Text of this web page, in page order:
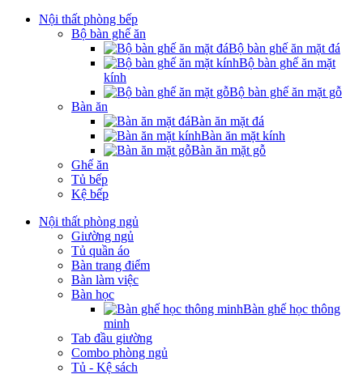
Nội thất phòng bếp
Bộ bàn ghế ăn
Bộ bàn ghế ăn mặt đá
Bộ bàn ghế ăn mặt
kính
Bộ bàn ghế ăn mặt gỗ
Bàn ăn
Bàn ăn mặt đá
Bàn ăn mặt kính
Bàn ăn mặt gỗ
Ghế ăn
Tủ bếp
Kệ bếp
Nội thất phòng ngủ
Giường ngủ
Tủ quần áo
Bàn trang điểm
Bàn làm việc
Bàn học
Bàn ghế học thông
minh
Tab đầu giường
Combo phòng ngủ
Tủ - Kệ sách